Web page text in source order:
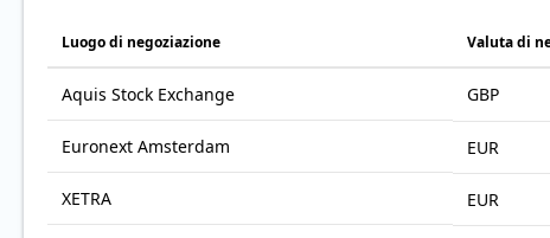
Luogo di negoziazione Valuta di
Aquis Stock Exchange GBP
Euronext Amsterdam EUR
XETRA EUR